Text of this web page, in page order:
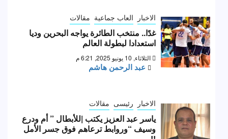
الاخبار العاب جماعية مقالات
غدًا.. منتخب الطائرة يواجه البحرين وديا
استعدادا لبطولة العالم
الثلاثاء, 10 يونيو 2025, 6:21 م
عبد الرحمن هاشم
الاخبار رئيسى مقالات
ياسر عبد العزيز يكتب |للأبطال ” أم ودرع
وسيف “وروابط ترعاهم فوق جسر الأمل